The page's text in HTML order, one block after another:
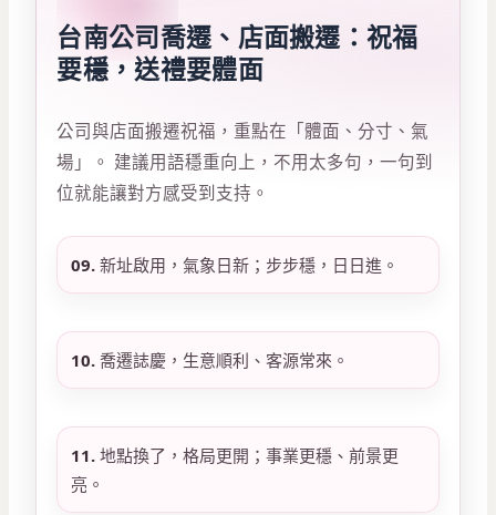
台南公司喬遷、店面搬遷：祝福
要穩，送禮要體面
公司與店面搬遷祝福，重點在「體面、分寸、氣
場」。 建議用語穩重向上，不用太多句，一句到
位就能讓對方感受到支持。
09. 新址啟用，氣象日新；步步穩，日日進。
10. 喬遷誌慶，生意順利、客源常來。
11. 地點換了，格局更開；事業更穩、前景更
亮。